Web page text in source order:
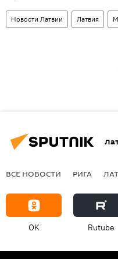
Новости Латвии Латвия
ВСЕ НОВОСТИ РИГА
OK Rutube